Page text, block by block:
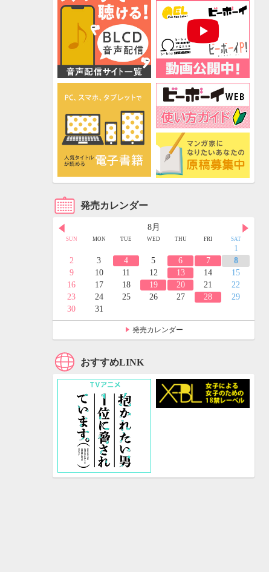
発売カレンダー
8月
SUN MON TUE WED THU FRI SAT
1
2
3 4 5 6 7
8
9
10 11 12 13 14
15
16
17 18 19 20 21
22
23
24 25 26 27 28
29
30
31
発売カレンダー
おすすめLINK